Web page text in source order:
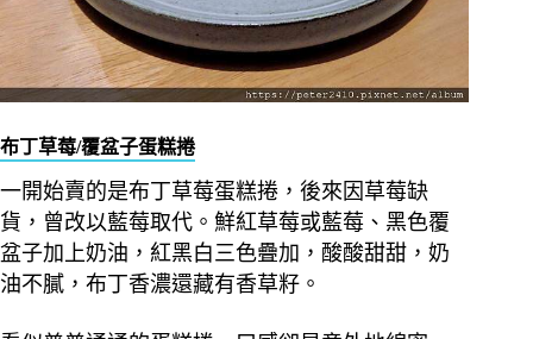
布丁草莓/覆盆子蛋糕捲
一開始賣的是布丁草莓蛋糕捲，後來因草莓缺
貨，曾改以藍莓取代。鮮紅草莓或藍莓、黑色覆
盆子加上奶油，紅黑白三色疊加，酸酸甜甜，奶
油不膩，布丁香濃還藏有香草籽。